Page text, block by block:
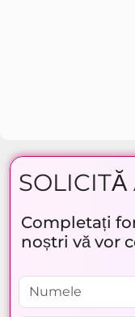
Completați
noștri vă vor